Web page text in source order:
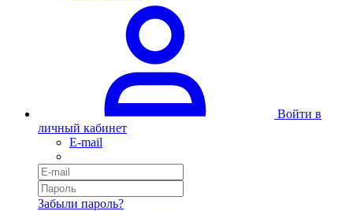
Войти в
личный кабинет
E-mail
Забыли пароль?